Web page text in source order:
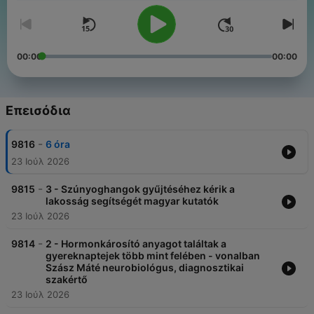
00:00 00:00
Επεισόδια
9816 - 6 óra
23 Ιούλ 2026
9815 - 3 - Szúnyoghangok gyűjtéséhez kérik a
lakosság segítségét magyar kutatók
23 Ιούλ 2026
9814 - 2 - Hormonkárosító anyagot találtak a
gyereknaptejek több mint felében - vonalban
Szász Máté neurobiológus, diagnosztikai
szakértő
23 Ιούλ 2026